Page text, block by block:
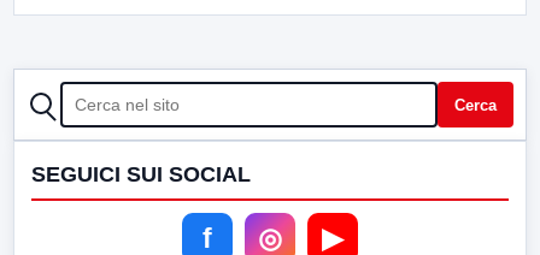
CERCA Cerca
SEGUICI SUI SOCIAL
f ◎ ▶